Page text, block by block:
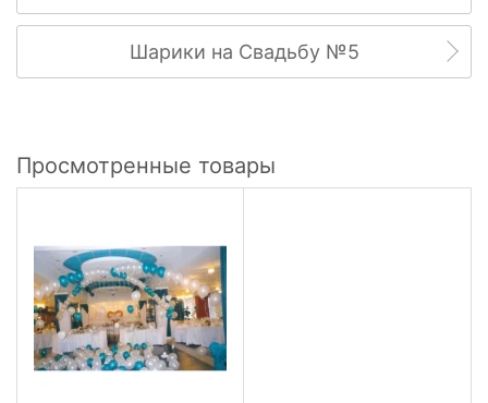
Шарики на Свадьбу №5
Просмотренные товары